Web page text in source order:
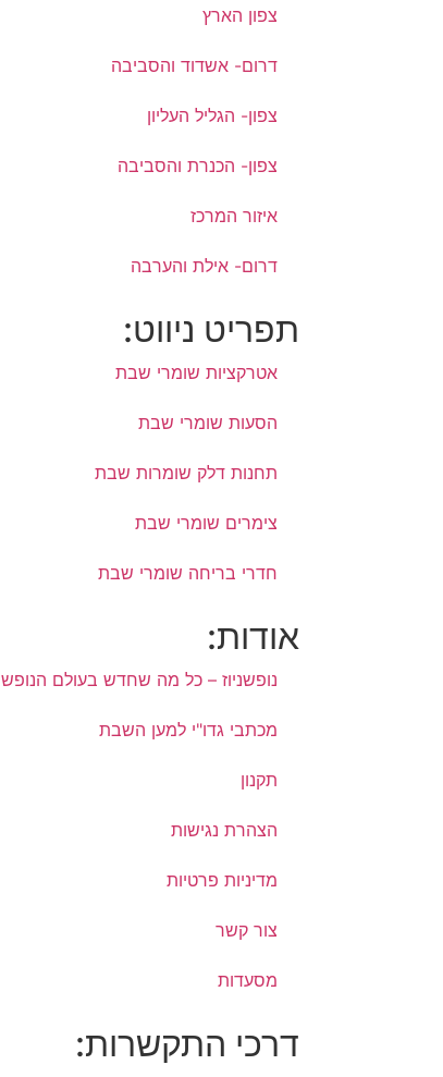
צפון הארץ
דרום- אשדוד והסביבה
צפון- הגליל העליון
צפון- הכנרת והסביבה
איזור המרכז
דרום- אילת והערבה
תפריט ניווט:
אטרקציות שומרי שבת
הסעות שומרי שבת
תחנות דלק שומרות שבת
צימרים שומרי שבת
חדרי בריחה שומרי שבת
אודות:
נופשניוז – כל מה שחדש בעולם הנופש
מכתבי גדו"י למען השבת
תקנון
הצהרת נגישות
מדיניות פרטיות
צור קשר
מסעדות
דרכי התקשרות: